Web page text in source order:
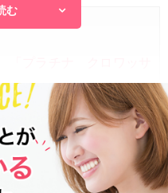
」
おためしスコーンセッ
食パン」
む